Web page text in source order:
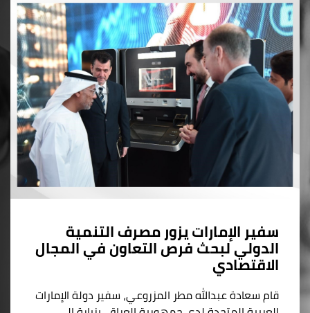
سفير الإمارات يزور مصرف التنمية
الدولي لبحث فرص التعاون في المجال
الاقتصادي
قام سعادة عبدالله مطر المزروعي، سفير دولة الإمارات